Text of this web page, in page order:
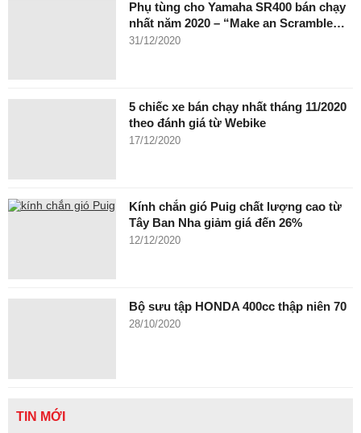
Phụ tùng cho Yamaha SR400 bán chạy
nhất năm 2020 – “Make an Scramble…
31/12/2020
5 chiếc xe bán chạy nhất tháng 11/2020
theo đánh giá từ Webike
17/12/2020
Kính chắn gió Puig chất lượng cao từ
Tây Ban Nha giảm giá đến 26%
12/12/2020
Bộ sưu tập HONDA 400cc thập niên 70
28/10/2020
TIN MỚI